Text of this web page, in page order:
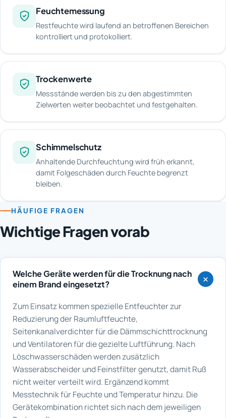
Feuchtemessung
Restfeuchte wird laufend an betroffenen Bereichen
kontrolliert und protokolliert.
Trockenwerte
Messstände werden bis zu den abgestimmten
Zielwerten weiter beobachtet und festgehalten.
Schimmelschutz
Anhaltende Durchfeuchtung wird früh erkannt,
damit Folgeschäden durch Feuchte begrenzt
bleiben.
HÄUFIGE FRAGEN
Wichtige Fragen vorab
Welche Geräte werden für die Trocknung nach
einem Brand eingesetzt?
Zum Einsatz kommen spezielle Entfeuchter zur
Reduzierung der Raumluftfeuchte,
Seitenkanalverdichter für die Dämmschichttrocknung
und Ventilatoren für die gezielte Luftführung. Nach
Löschwasserschäden werden zusätzlich
Wasserabscheider und Feinstfilter genutzt, damit Ruß
nicht weiter verteilt wird. Ergänzend kommt
Messtechnik für Feuchte und Temperatur hinzu. Die
Gerätekombination richtet sich nach dem jeweiligen